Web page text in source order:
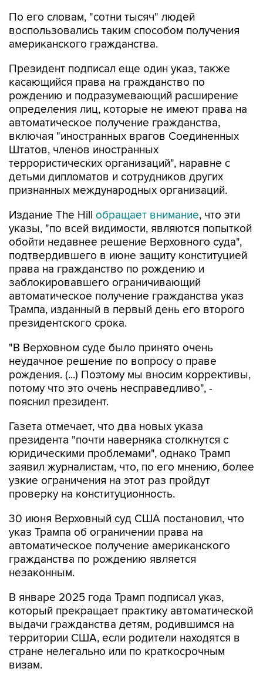
По его словам, "сотни тысяч" людей
воспользовались таким способом получения
американского гражданства.
Президент подписал еще один указ, также
касающийся права на гражданство по
рождению и подразумевающий расширение
определения лиц, которые не имеют права на
автоматическое получение гражданства,
включая "иностранных врагов Соединенных
Штатов, членов иностранных
террористических организаций", наравне с
детьми дипломатов и сотрудников других
признанных международных организаций.
Издание The Hill обращает внимание, что эти
указы, "по всей видимости, являются попыткой
обойти недавнее решение Верховного суда",
подтвердившего в июне защиту конституцией
права на гражданство по рождению и
заблокировавшего ограничивающий
автоматическое получение гражданства указ
Трампа, изданный в первый день его второго
президентского срока.
"В Верховном суде было принято очень
неудачное решение по вопросу о праве
рождения. (...) Поэтому мы вносим коррективы,
потому что это очень несправедливо", -
пояснил президент.
Газета отмечает, что два новых указа
президента "почти наверняка столкнутся с
юридическими проблемами", однако Трамп
заявил журналистам, что, по его мнению, более
узкие ограничения на этот раз пройдут
проверку на конституционность.
30 июня Верховный суд США постановил, что
указ Трампа об ограничении права на
автоматическое получение американского
гражданства по рождению является
незаконным.
В январе 2025 года Трамп подписал указ,
который прекращает практику автоматической
выдачи гражданства детям, родившимся на
территории США, если родители находятся в
стране нелегально или по краткосрочным
визам.